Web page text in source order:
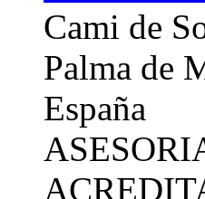
Cami de
Palma de
España